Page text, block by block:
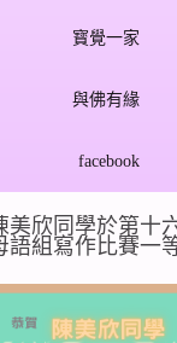
寳覺一家
與佛有緣
facebook
美欣同學於第十
語組寫作比賽一